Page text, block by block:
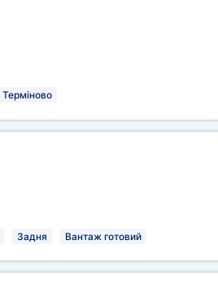
Терміново
Задня Вантаж готовий